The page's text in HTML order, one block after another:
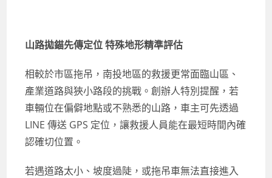
山路拋錨先傳定位 特殊地形精準評估
相較於市區拖吊，南投地區的救援更常面臨山區、
產業道路與狹小路段的挑戰。創辦人特別提醒，若
車輛位在偏僻地點或不熟悉的山路，車主可先透過
LINE 傳送 GPS 定位，讓救援人員能在最短時間內確
認確切位置。
若遇道路太小、坡度過陡，或拖吊車無法直接進入